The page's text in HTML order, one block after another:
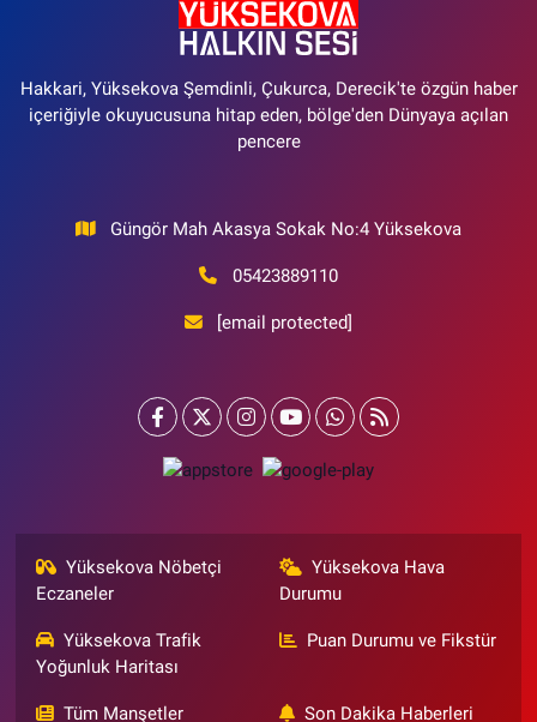
Hakkari, Yüksekova Şemdinli, Çukurca, Derecik'te özgün haber
içeriğiyle okuyucusuna hitap eden, bölge'den Dünyaya açılan
pencere
Güngör Mah Akasya Sokak No:4 Yüksekova
05423889110
[email protected]
Yüksekova Nöbetçi
Eczaneler
Yüksekova Hava
Durumu
Yüksekova Trafik
Yoğunluk Haritası
Puan Durumu ve Fikstür
Tüm Manşetler Son Dakika Haberleri